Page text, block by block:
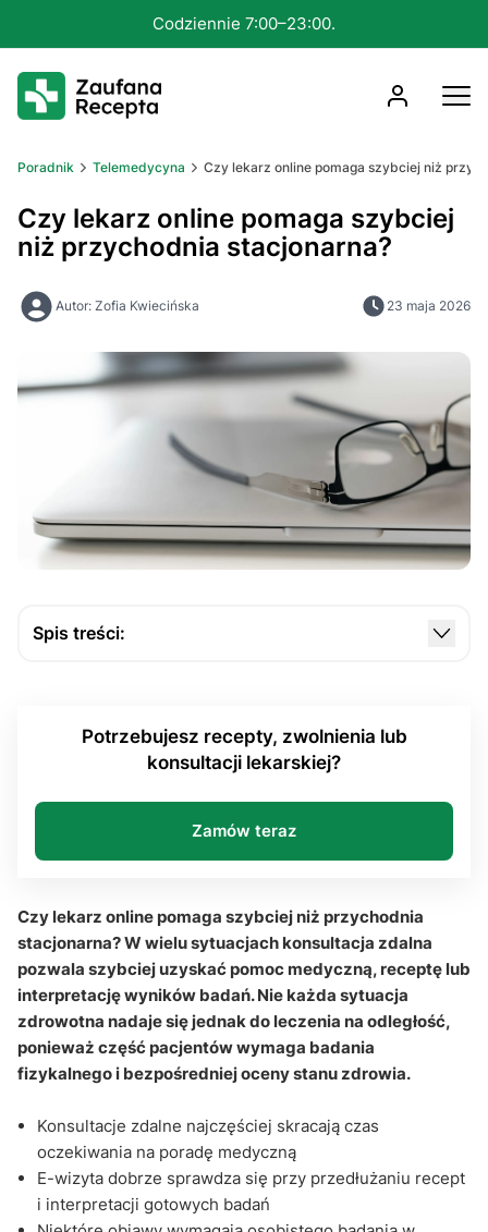
Konsultacja nawet w 15 minut.
Poradnik Telemedycyna Czy lekarz online pomaga szybciej niż
Czy lekarz online pomaga szybciej
niż przychodnia stacjonarna?
Autor: Zofia Kwiecińska 23 maja 2026
Spis treści:
W jakich przypadkach e-wizyta ma ograniczenia?
Czy przychodnia stacjonarna nadal pozostaje
podstawą diagnostyki?
Kiedy należy zgłosić się na SOR lub wezwać
Czy lekarz online pomaga szybciej niż przychodnia
stacjonarna: Q&A
Potrzebujesz recepty, zwolnienia lub
konsultacji lekarskiej?
Zamów teraz
Czy lekarz online pomaga szybciej niż przychodnia
stacjonarna? W wielu sytuacjach konsultacja zdalna
pozwala szybciej uzyskać pomoc medyczną, receptę lub
interpretację wyników badań. Nie każda sytuacja
zdrowotna nadaje się jednak do leczenia na odległość,
ponieważ część pacjentów wymaga badania
fizykalnego i bezpośredniej oceny stanu zdrowia.
Konsultacje zdalne najczęściej skracają czas
oczekiwania na poradę medyczną
E-wizyta dobrze sprawdza się przy przedłużaniu recept
i interpretacji gotowych badań